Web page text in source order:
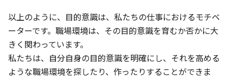
以上のように、目的意識は、私たちの仕事におけるモチベ
ーターです。職場環境は、その目的意識を育むか否かに大
きく関わっています。
私たちは、自分自身の目的意識を明確にし、それを高める
ような職場環境を探したり、作ったりすることができま